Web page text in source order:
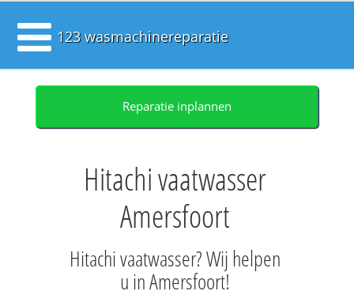
123 wasmachinereparatie
Reparatie inplannen
Hitachi vaatwasser
Amersfoort
Hitachi vaatwasser? Wij helpen
u in Amersfoort!